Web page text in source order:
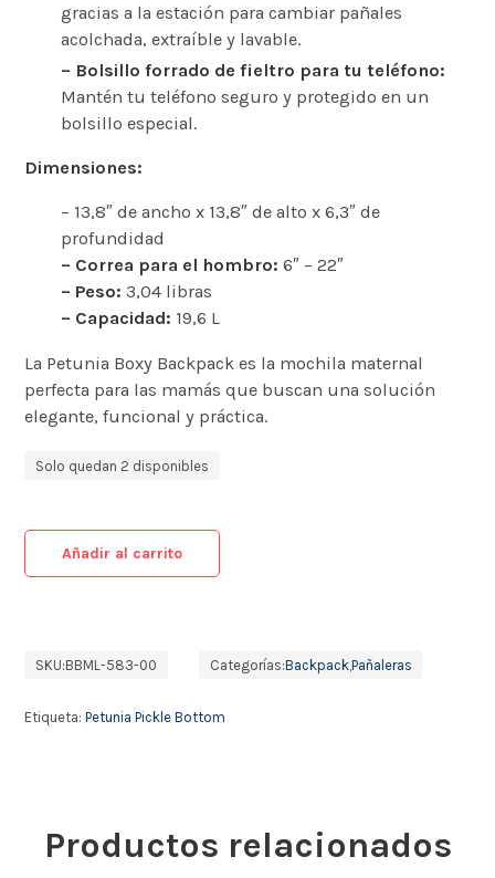
gracias a la estación para cambiar pañales
acolchada, extraíble y lavable.
– Bolsillo forrado de fieltro para tu teléfono:
Mantén tu teléfono seguro y protegido en un
bolsillo especial.
Dimensiones:
– 13,8″ de ancho x 13,8″ de alto x 6,3″ de
profundidad
– Correa para el hombro: 6″ – 22″
– Peso: 3,04 libras
– Capacidad: 19,6 L
La Petunia Boxy Backpack es la mochila maternal
perfecta para las mamás que buscan una solución
elegante, funcional y práctica.
Solo quedan 2 disponibles
Añadir al carrito
SKU:BBML-583-00 Categorías:Backpack,Pañaleras
Etiqueta:Petunia Pickle Bottom
Productos relacionados